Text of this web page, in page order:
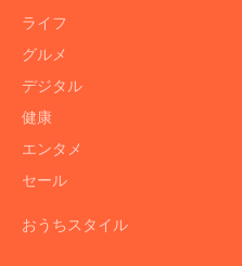
ライフ
グルメ
デジタル
健康
エンタメ
セール
おうちスタイル